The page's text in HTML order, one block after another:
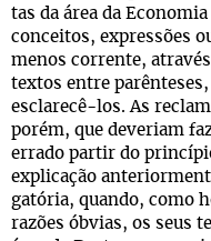
tas da área da
con­cei­tos, expres­sões
menos cor­rente,
tex­tos entre parên­te­ses,
esclarecê-los. As
porém, que deve­riam
errado par­tir do
expli­ca­ção
ga­tó­ria, quando, como
razões óbvias, os seus